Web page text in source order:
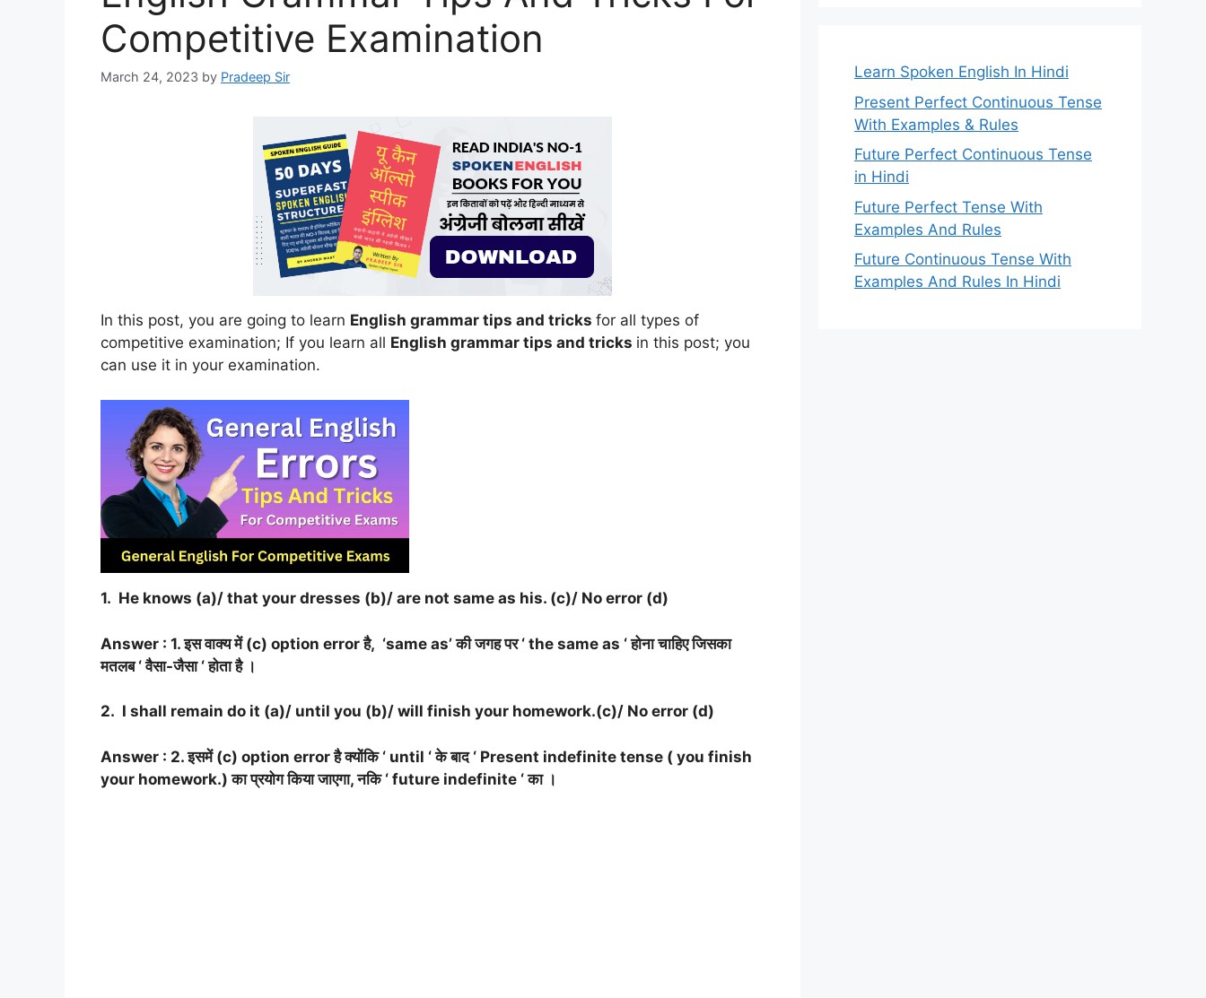
Competitive Examination
March 24, 2023 by Pradeep Sir
In this post, you are going to learn English grammar tips and tricks for all types of
competitive examination; If you learn all English grammar tips and tricks in this post; you
can use it in your examination.
1. He knows (a)/ that your dresses (b)/ are not same as his. (c)/ No error (d)
Answer : 1. इस वाक्य में (c) option error है, ‘same as’ की जगह पर ‘ the same as ‘ होना चाहिए जिसका
मतलब ‘ वैसा-जैसा ‘ होता है ।
2. I shall remain do it (a)/ until you (b)/ will finish your homework.(c)/ No error (d)
Answer : 2. इसमें (c) option error है क्योंकि ‘ until ‘ के बाद ‘ Present indefinite tense ( you finish
your homework.) का प्रयोग किया जाएगा, नकि ‘ future indefinite ‘ का ।
Learn Spoken English In Hindi
Present Perfect Continuous Tense
With Examples & Rules
Future Perfect Continuous Tense
in Hindi
Future Perfect Tense With
Examples And Rules
Future Continuous Tense With
Examples And Rules In Hindi